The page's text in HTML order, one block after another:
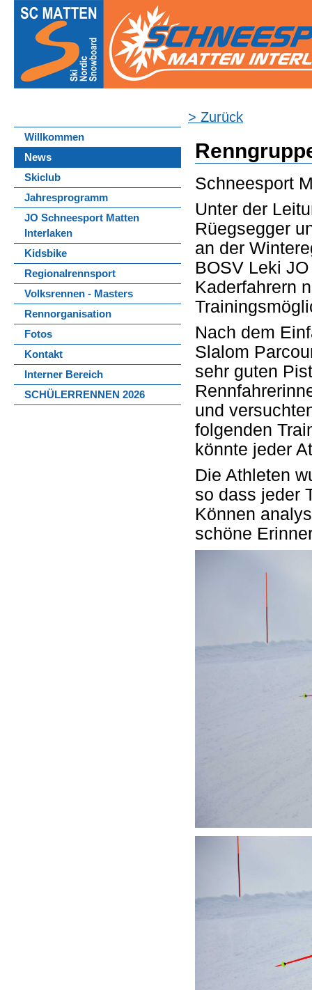
Willkommen
News
Skiclub
Jahresprogramm
JO Schneesport Matten
Interlaken
Kidsbike
Regionalrennsport
Volksrennen - Masters
Rennorganisation
Fotos
Kontakt
Interner Bereich
SCHÜLERRENNEN 2026
> Zurück
Schneesport
Unter der
Rüegsegger
an der
BOSV Leki
Kaderfahrern
Nach dem
Slalom
sehr guten
und
folgenden
könnte jeder
Die Athleten
so dass jeder
Können
schöne